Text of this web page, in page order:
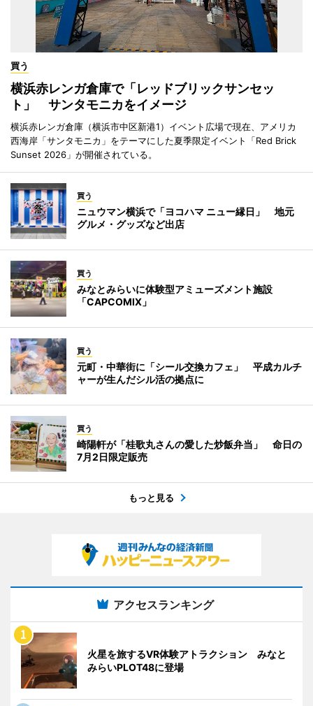
買う
横浜赤レンガ倉庫で「レッドブリックサンセッ
ト」 サンタモニカをイメージ
横浜赤レンガ倉庫（横浜市中区新港1）イベント広場で現在、アメリカ
西海岸「サンタモニカ」をテーマにした夏季限定イベント「Red Brick
Sunset 2026」が開催されている。
買う
ニュウマン横浜で「ヨコハマ ニュー縁日」 地元
グルメ・グッズなど出店
買う
みなとみらいに体験型アミューズメント施設
「CAPCOMIX」
買う
元町・中華街に「シール交換カフェ」 平成カルチ
ャーが生んだシル活の拠点に
買う
崎陽軒が「桂歌丸さんの愛した炒飯弁当」 命日の
7月2日限定販売
もっと見る
アクセスランキング
火星を旅するVR体験アトラクション みなと
みらいPLOT48に登場